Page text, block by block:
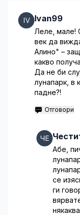
Ivan99
Леле, мале!
век да
Алино" –
какво
Да не би
лунапарк, в
падне?!
Отговори
Абе,
се
ги